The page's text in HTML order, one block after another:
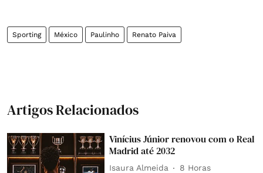
Sporting México Paulinho Renato Paiva
Artigos Relacionados
Vinícius Júnior renovou com o Real
Madrid até 2032
Isaura Almeida 8 Horas